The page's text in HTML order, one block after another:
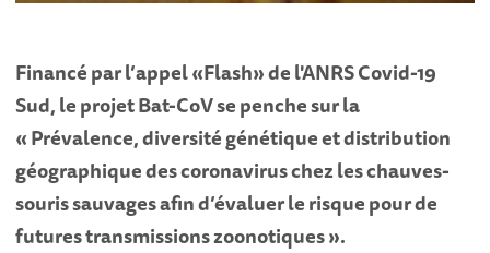
Financé par l’appel «Flash» de l'ANRS Covid-19
Sud, le projet Bat-CoV se penche sur la
« Prévalence, diversité génétique et distribution
géographique des coronavirus chez les chauves-
souris sauvages afin d’évaluer le risque pour de
futures transmissions zoonotiques ».